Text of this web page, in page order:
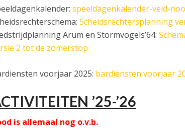
speeldagenkalender-veld-
Scheidsrechtersplanning
Arum en Stormvogels’64:
2 tot de zomerstop
voorjaar 2025: bardiensten voorjaar
’25-’26
is allemaal nog o.v.b.